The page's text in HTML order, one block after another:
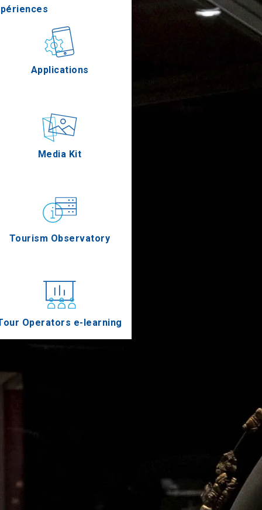
Applications
Media Kit
Tourism Observatory
Operators e-learning